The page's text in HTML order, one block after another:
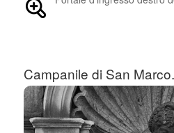
Campanile di San